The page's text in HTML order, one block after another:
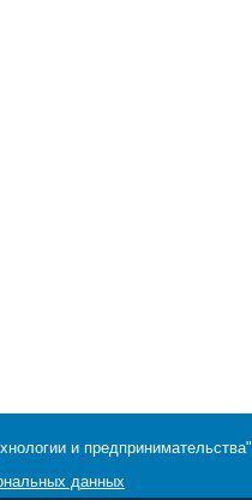
и предпринимательства"
данных